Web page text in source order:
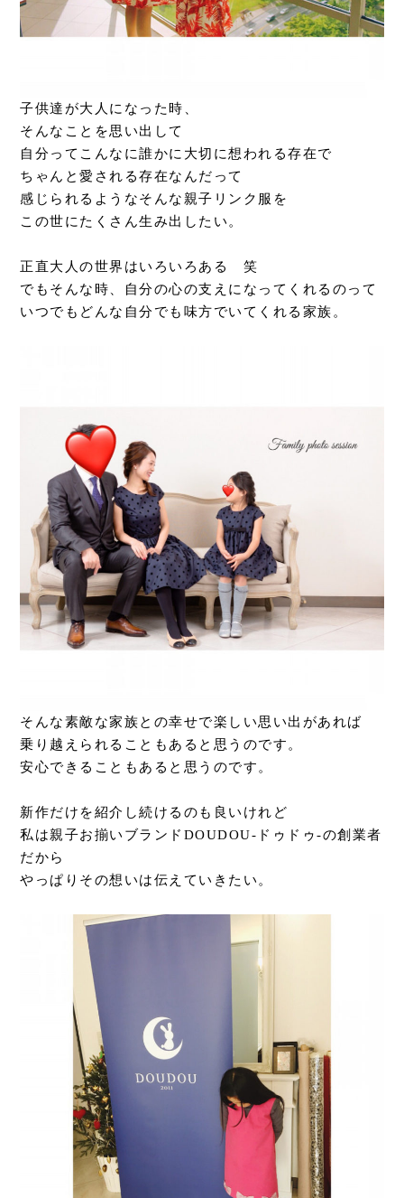
子供達が大人になった時、
そんなことを思い出して
自分ってこんなに誰かに大切に想われる存在で
ちゃんと愛される存在なんだって
感じられるようなそんな親子リンク服を
この世にたくさん生み出したい。
正直大人の世界はいろいろある 笑
でもそんな時、自分の心の支えになってくれるのって
いつでもどんな自分でも味方でいてくれる家族。
そんな素敵な家族との幸せで楽しい思い出があれば
乗り越えられることもあると思うのです。
安心できることもあると思うのです。
新作だけを紹介し続けるのも良いけれど
私は親子お揃いブランドDOUDOU-ドゥドゥ-の創業者
だから
やっぱりその想いは伝えていきたい。